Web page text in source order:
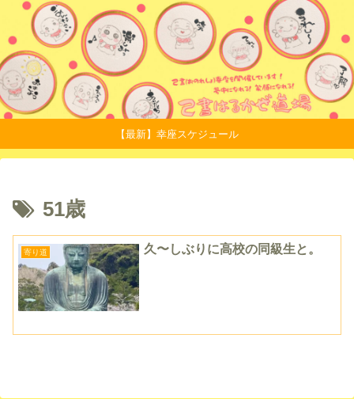
【最新】幸座スケジュール
51歳
寄り道 久〜しぶりに高校の同級生と。